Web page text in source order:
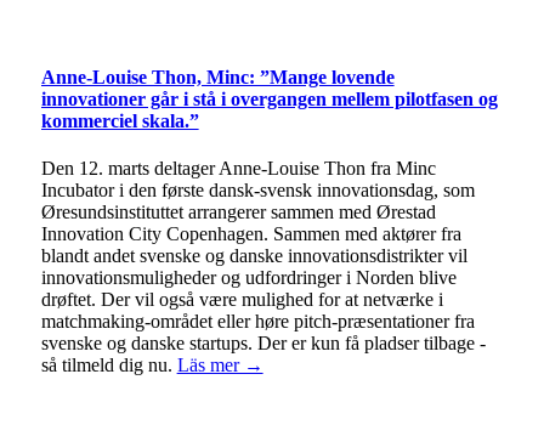
Anne-Louise Thon, Minc: ”Mange lovende
innovationer går i stå i overgangen mellem pilotfasen og
kommerciel skala.”
Den 12. marts deltager Anne-Louise Thon fra Minc
Incubator i den første dansk-svensk innovationsdag, som
Øresundsinstituttet arrangerer sammen med Ørestad
Innovation City Copenhagen. Sammen med aktører fra
blandt andet svenske og danske innovationsdistrikter vil
innovationsmuligheder og udfordringer i Norden blive
drøftet. Der vil også være mulighed for at netværke i
matchmaking-området eller høre pitch-præsentationer fra
svenske og danske startups. Der er kun få pladser tilbage -
så tilmeld dig nu. Läs mer →